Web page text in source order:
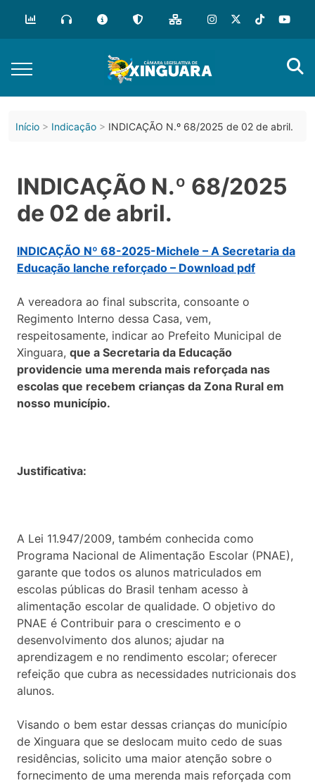
Início Indicação INDICAÇÃO N.º 68/2025 de 02 de abril.
INDICAÇÃO N.º 68/2025
de 02 de abril.
INDICAÇÃO Nº 68-2025-Michele – A Secretaria da
Educação lanche reforçado – Download pdf
A vereadora ao final subscrita, consoante o
Regimento Interno dessa Casa, vem,
respeitosamente, indicar ao Prefeito Municipal de
Xinguara, que a Secretaria da Educação
providencie uma merenda mais reforçada nas
escolas que recebem crianças da Zona Rural em
nosso município.
Justificativa:
A Lei 11.947/2009, também conhecida como
Programa Nacional de Alimentação Escolar (PNAE),
garante que todos os alunos matriculados em
escolas públicas do Brasil tenham acesso à
alimentação escolar de qualidade. O objetivo do
PNAE é Contribuir para o crescimento e o
desenvolvimento dos alunos; ajudar na
aprendizagem e no rendimento escolar; oferecer
refeição que cubra as necessidades nutricionais dos
alunos.
Visando o bem estar dessas crianças do município
de Xinguara que se deslocam muito cedo de suas
residências, solicito uma maior atenção sobre o
fornecimento de uma merenda mais reforçada com